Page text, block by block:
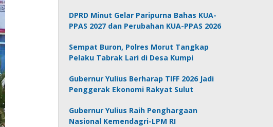
DPRD Minut Gelar Paripurna Bahas KUA-
PPAS 2027 dan Perubahan KUA-PPAS 2026
Sempat Buron, Polres Morut Tangkap
Pelaku Tabrak Lari di Desa Kumpi
Gubernur Yulius Berharap TIFF 2026 Jadi
Penggerak Ekonomi Rakyat Sulut
Gubernur Yulius Raih Penghargaan
Nasional Kemendagri-LPM RI